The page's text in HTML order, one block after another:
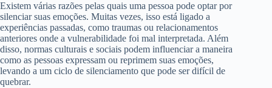
Existem várias razões pelas quais uma pessoa pode optar por
silenciar suas emoções. Muitas vezes, isso está ligado a
experiências passadas, como traumas ou relacionamentos
anteriores onde a vulnerabilidade foi mal interpretada. Além
disso, normas culturais e sociais podem influenciar a maneira
como as pessoas expressam ou reprimem suas emoções,
levando a um ciclo de silenciamento que pode ser difícil de
quebrar.